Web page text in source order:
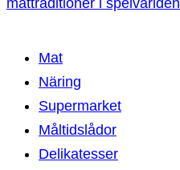
mattraditioner i spelvärlden
Mat
Näring
Supermarket
Måltidslådor
Delikatesser